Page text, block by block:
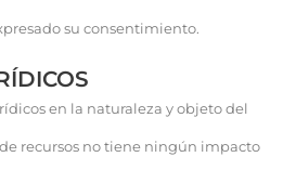
su consentimiento.
en la naturaleza y objeto del
recursos no tiene ningún impacto